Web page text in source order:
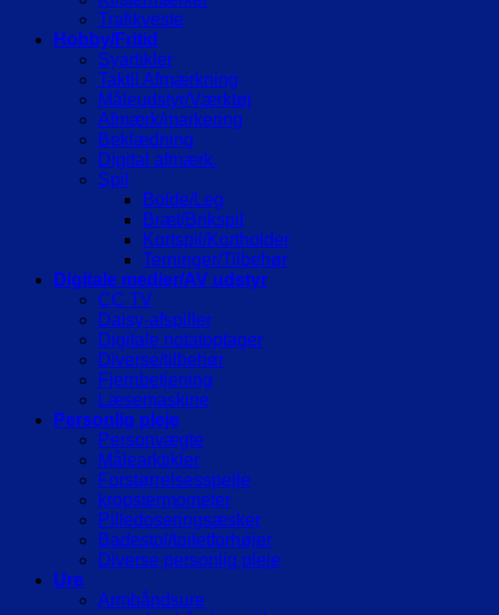
Trafikveste
Hobby/Fritid
Syartikler
Taktil Afmærkning
Måleudstyr/Værktøj
Afmærk/markering
Beklædning
Digital afmærk.
Spil
Bolde/Leg
Bræt/Brikspil
Kortspil/Kortholder
Terninger/Tilbehør
Digitale medier/AV udstyr
CC TV
Daisy-afspiller
Digitale notatoptager
Diverse/tilbehør
Fjernbetjening
Læsemaskine
Personlig pleje
Personvægte
Målearktikler
Forstørrelsesspejle
kropstermometer
Pilledoseringsæsker
Badestol/toiletforhøjer
Diverse personlig pleje
Ure
Armbåndsure